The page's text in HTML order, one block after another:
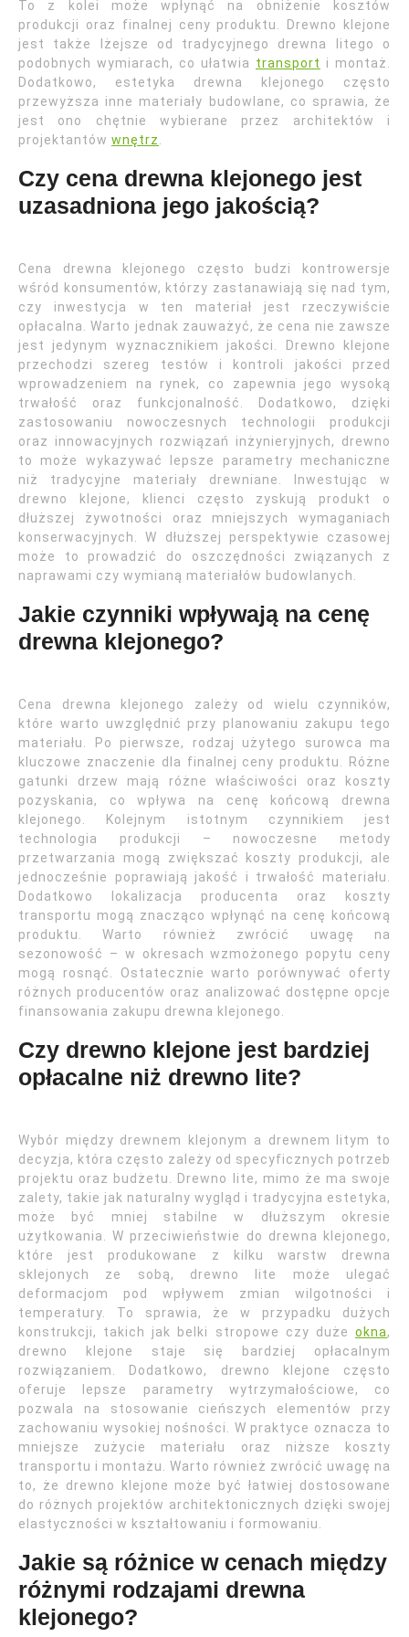
To z kolei może wpłynąć na obniżenie kosztów
produkcji oraz finalnej ceny produktu. Drewno klejone
jest także lżejsze od tradycyjnego drewna litego o
podobnych wymiarach, co ułatwia transport i montaż.
Dodatkowo, estetyka drewna klejonego często
przewyższa inne materiały budowlane, co sprawia, że
jest ono chętnie wybierane przez architektów i
projektantów wnętrz
Czy cena drewna klejonego jest
uzasadniona jego jakością?
Cena drewna klejonego często budzi kontrowersje
wśród konsumentów, którzy zastanawiają się nad tym,
czy inwestycja w ten materiał jest rzeczywiście
opłacalna. Warto jednak zauważyć, że cena nie zawsze
jest jedynym wyznacznikiem jakości. Drewno klejone
przechodzi szereg testów i kontroli jakości przed
wprowadzeniem na rynek, co zapewnia jego wysoką
trwałość oraz funkcjonalność. Dodatkowo, dzięki
zastosowaniu nowoczesnych technologii produkcji
oraz innowacyjnych rozwiązań inżynieryjnych, drewno
to może wykazywać lepsze parametry mechaniczne
niż tradycyjne materiały drewniane. Inwestując w
drewno klejone, klienci często zyskują produkt o
dłuższej żywotności oraz mniejszych wymaganiach
konserwacyjnych. W dłuższej perspektywie czasowej
może to prowadzić do oszczędności związanych z
naprawami czy wymianą materiałów budowlanych.
Jakie czynniki wpływają na cenę
drewna klejonego?
Cena drewna klejonego zależy od wielu czynników,
które warto uwzględnić przy planowaniu zakupu tego
materiału. Po pierwsze, rodzaj użytego surowca ma
kluczowe znaczenie dla finalnej ceny produktu. Różne
gatunki drzew mają różne właściwości oraz koszty
pozyskania, co wpływa na cenę końcową drewna
klejonego. Kolejnym istotnym czynnikiem jest
technologia produkcji – nowoczesne metody
przetwarzania mogą zwiększać koszty produkcji, ale
jednocześnie poprawiają jakość i trwałość materiału.
Dodatkowo lokalizacja producenta oraz koszty
transportu mogą znacząco wpłynąć na cenę końcową
produktu. Warto również zwrócić uwagę na
sezonowość – w okresach wzmożonego popytu ceny
mogą rosnąć. Ostatecznie warto porównywać oferty
różnych producentów oraz analizować dostępne opcje
finansowania zakupu drewna klejonego.
Czy drewno klejone jest bardziej
opłacalne niż drewno lite?
Wybór między drewnem klejonym a drewnem litym to
decyzja, która często zależy od specyficznych potrzeb
projektu oraz budżetu. Drewno lite, mimo że ma swoje
zalety, takie jak naturalny wygląd i tradycyjna estetyka,
może być mniej stabilne w dłuższym okresie
użytkowania. W przeciwieństwie do drewna klejonego,
które jest produkowane z kilku warstw drewna
sklejonych ze sobą, drewno lite może ulegać
deformacjom pod wpływem zmian wilgotności i
temperatury. To sprawia, że w przypadku dużych
konstrukcji, takich jak belki stropowe czy duże okna,
drewno klejone staje się bardziej opłacalnym
rozwiązaniem. Dodatkowo, drewno klejone często
oferuje lepsze parametry wytrzymałościowe, co
pozwala na stosowanie cieńszych elementów przy
zachowaniu wysokiej nośności. W praktyce oznacza to
mniejsze zużycie materiału oraz niższe koszty
transportu i montażu. Warto również zwrócić uwagę na
to, że drewno klejone może być łatwiej dostosowane
do różnych projektów architektonicznych dzięki swojej
elastyczności w kształtowaniu i formowaniu.
Jakie są różnice w cenach między
różnymi rodzajami drewna
klejonego?